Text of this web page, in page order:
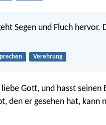
Segen und Fluch hervor.
Verehrung
Gott, und hasst seinen
den er gesehen hat, kann